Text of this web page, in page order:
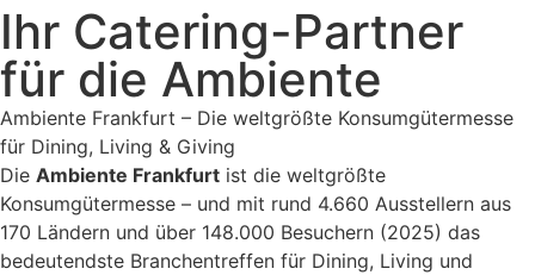
Ihr Catering-Partner
für die Ambiente
Ambiente Frankfurt – Die weltgrößte Konsumgütermesse
für Dining, Living & Giving
Die Ambiente Frankfurt ist die weltgrößte
Konsumgütermesse – und mit rund 4.660 Ausstellern aus
170 Ländern und über 148.000 Besuchern (2025) das
bedeutendste Branchentreffen für Dining, Living und